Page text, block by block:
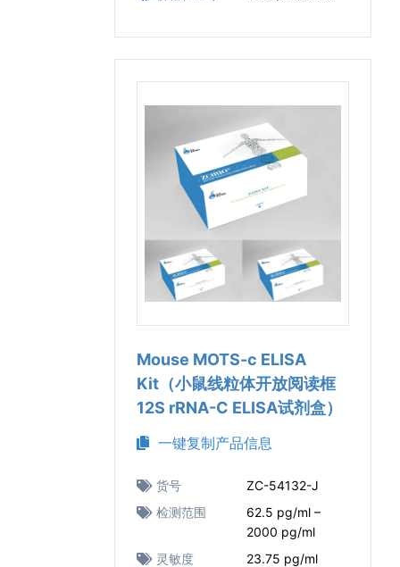
Mouse MOTS-c ELISA
Kit（小鼠线粒体开放阅读框
12S rRNA-C ELISA试剂盒）
一键复制产品信息
货号
ZC-54132-J
检测范围
62.5 pg/ml –
2000 pg/ml
灵敏度
23.75 pg/ml